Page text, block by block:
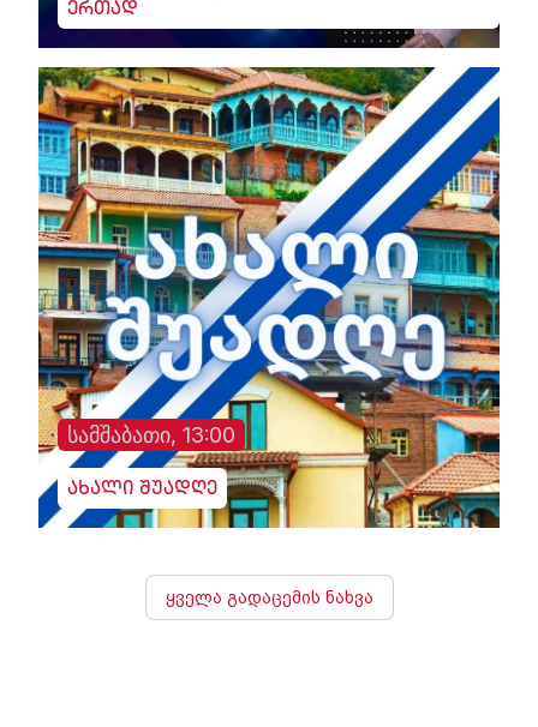
ერთად
სამშაბათი, 13:00
ახალი შუადღე
ყველა გადაცემის ნახვა